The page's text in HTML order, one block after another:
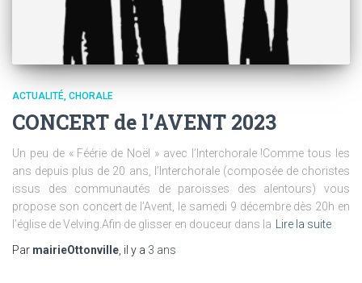
ACTUALITÉ CHORALE
CONCERT de l’AVENT 2023
Un peu de « Féérie de Noël » avec l’Interchorale !Comme tous les
ans depuis plus de 20 ans, l’Interchorale (composée de choristes
issus des communautés de paroisses des alentours) vous
propose son concert de l’Avent, le samedi 9 décembre dès 20h en
l’église de Velving.Afin de glisser en douceur dans la Lire la suite
Par mairieOttonville, il y a 3 ans